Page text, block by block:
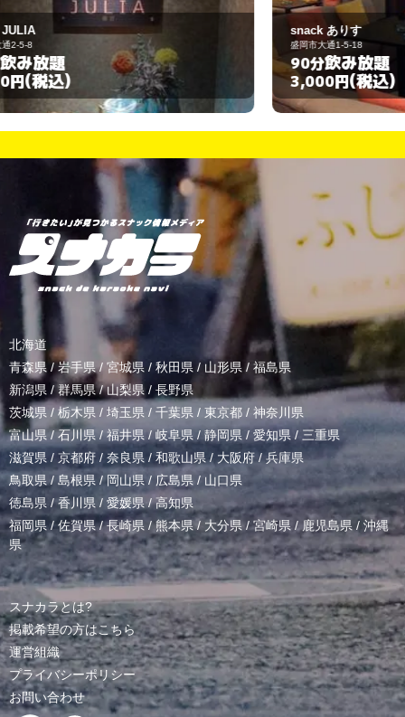
snack ありす
盛岡市大通1-5-18
飲み放題
3,000円(税込)
北海道
青森県 / 岩手県/ 宮城県 / 秋田県 / 山形県/ 福島県
新潟県 /群馬県/山梨県 / 長野県
茨城県 / 栃木県 / 埼玉県 / 千葉県 / 東京都 / 神奈川県
富山県 /石川県/福井県/岐阜県 / 静岡県 / 愛知県 / 三重県
滋賀県 / 京都府 / 奈良県 / 和歌山県/ 大阪府 /兵庫県
鳥取県/ 島根県 /岡山県/ 広島県 / 山口県
徳島県 /香川県 / 愛媛県/高知県
福岡県/佐賀県/長崎県 /熊本県/ 大分県/宮崎県 /鹿児島県 / 沖縄
県
スナカラとは?
掲載希望の方はこちら
運営組織
プライバシーポリシー
お問い合わせ